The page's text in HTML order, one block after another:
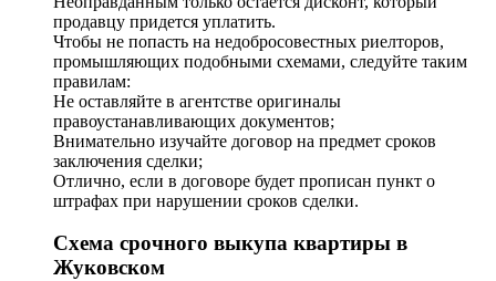
продавцу придется уплатить.
Чтобы не попасть на недобросовестных риелторов,
промышляющих подобными схемами, следуйте таким
правилам:
Не оставляйте в агентстве оригиналы
правоустанавливающих документов;
Внимательно изучайте договор на предмет сроков
заключения сделки;
Отлично, если в договоре будет прописан пункт о
штрафах при нарушении сроков сделки.
Схема срочного выкупа квартиры в
Жуковском